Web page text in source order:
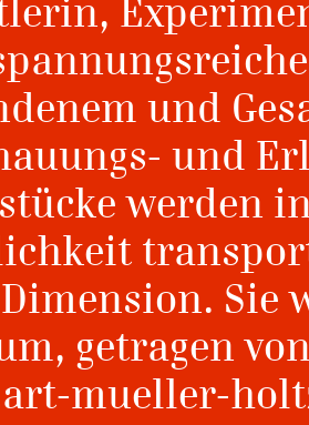
und
und
werden
Sie
getragen
mueller-